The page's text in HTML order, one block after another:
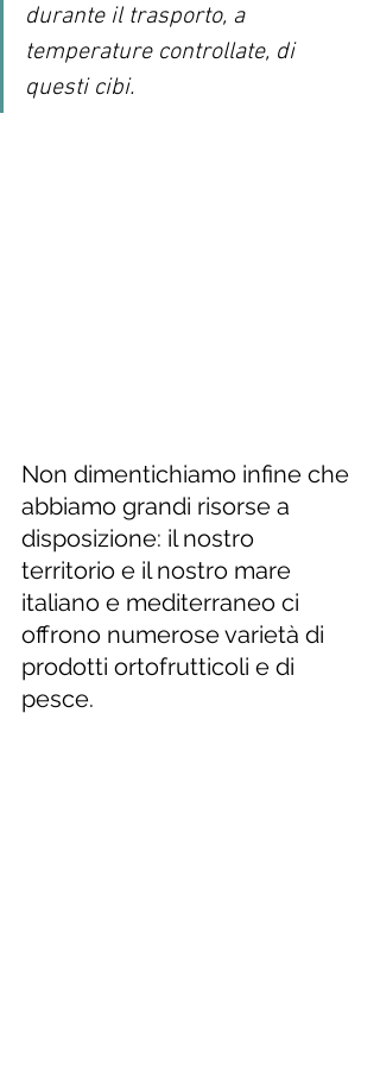
durante il trasporto, a
temperature controllate, di
questi cibi.
Non dimentichiamo infine che
abbiamo grandi risorse a
disposizione: il nostro
territorio e il nostro mare
italiano e mediterraneo ci
offrono numerose varietà di
prodotti ortofrutticoli e di
pesce.